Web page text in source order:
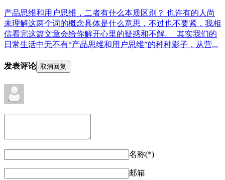
产品思维和用户思维，二者有什么本质区别？ 也许有的人尚
未理解这两个词的概念具体是什么意思，不过也不要紧，我相
信看完这篇文章会给你解开心里的疑惑和不解。 其实我们的
日常生活中无不有“产品思维和用户思维”的种种影子，从营...
发表评论 取消回复
名称(*)
邮箱